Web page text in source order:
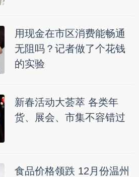
用现金在市区消费能畅通
无阻吗？记者做了个花钱
的实验
新春活动大荟萃 各类年
货、展会、市集不容错过
食品价格领跌 12月份温州